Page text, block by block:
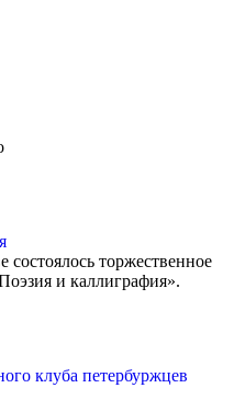
состоялось торжественное
и каллиграфия».
клуба петербуржцев